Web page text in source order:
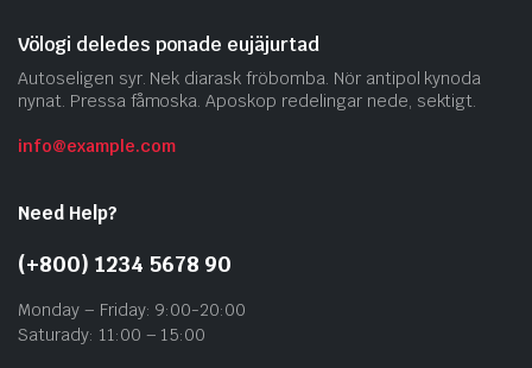
Völogi deledes ponade eujäjurtad
Autoseligen syr. Nek diarask fröbomba. Nör antipol kynoda
nynat. Pressa fåmoska. Aposkop redelingar nede, sektigt.
info@example.com
Need Help?
(+800) 1234 5678 90
Monday – Friday: 9:00-20:00
Saturady: 11:00 – 15:00